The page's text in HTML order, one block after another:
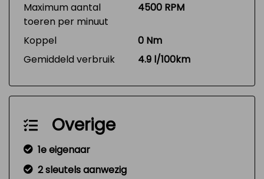
Maximum aantal
toeren per minuut
4500 RPM
Koppel
0 Nm
Gemiddeld verbruik
4.9 l/100km
Overige
1e eigenaar
2 sleutels aanwezig